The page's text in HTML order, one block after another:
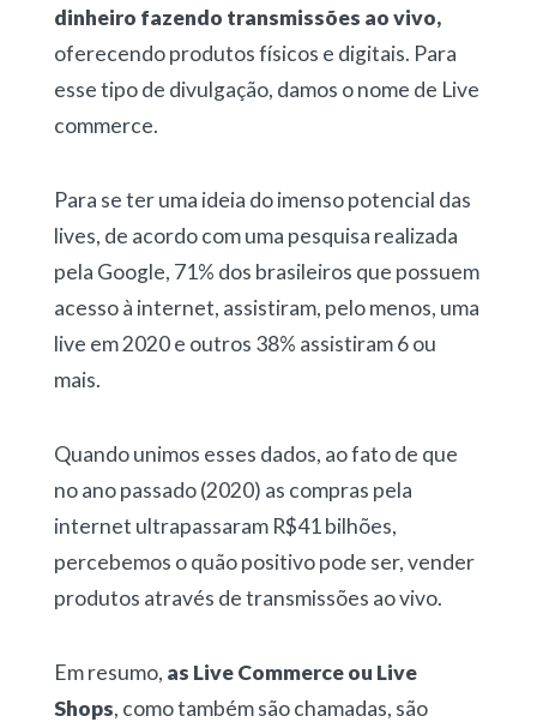
dinheiro fazendo transmissões ao vivo,
oferecendo produtos físicos e digitais. Para
esse tipo de divulgação, damos o nome de Live
commerce.
Para se ter uma ideia do imenso potencial das
lives, de acordo com uma pesquisa realizada
pela Google, 71% dos brasileiros que possuem
acesso à internet, assistiram, pelo menos, uma
live em 2020 e outros 38% assistiram 6 ou
mais.
Quando unimos esses dados, ao fato de que
no ano passado (2020) as compras pela
internet ultrapassaram R$41 bilhões,
percebemos o quão positivo pode ser, vender
produtos através de transmissões ao vivo.
Em resumo, as Live Commerce ou Live
Shops, como também são chamadas, são